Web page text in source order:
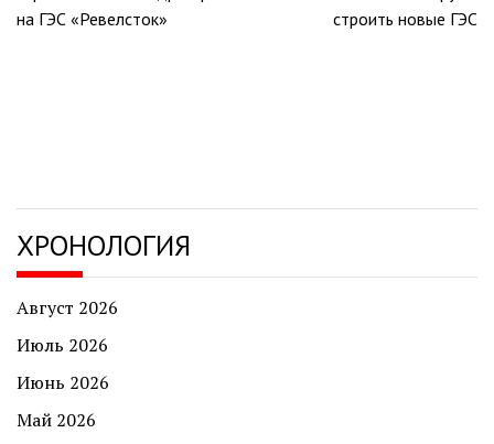
записям
на ГЭС «Ревелсток»
строить новые ГЭС
ХРОНОЛОГИЯ
Август 2026
Июль 2026
Июнь 2026
Май 2026